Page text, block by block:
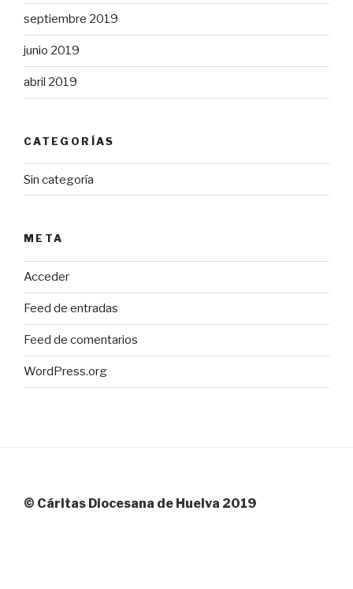
septiembre 2019
junio 2019
abril 2019
CATEGORÍAS
Sin categoría
META
Acceder
Feed de entradas
Feed de comentarios
WordPress.org
© Cáritas Diocesana de Huelva 2019